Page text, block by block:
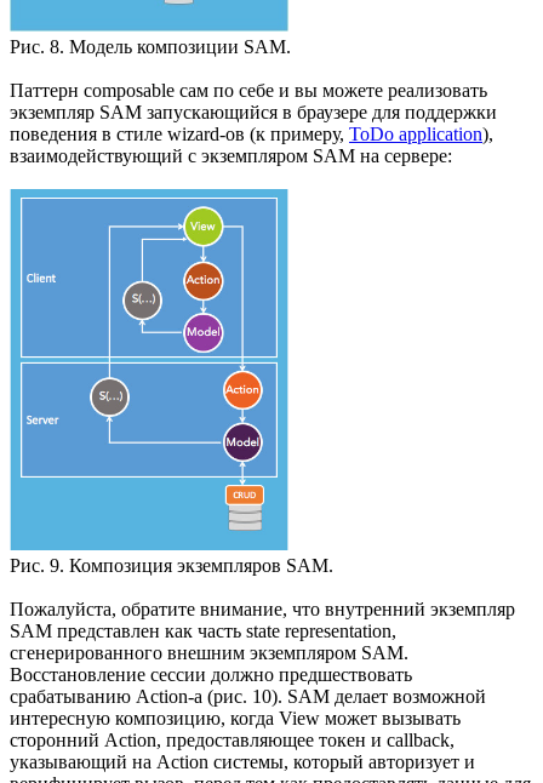
Рис. 8. Модель композиции SAM.
Паттерн composable сам по себе и вы можете реализовать
экземпляр SAM запускающийся в браузере для поддержки
поведения в стиле wizard-ов (к примеру, ToDo application),
взаимодействующий с экземпляром SAM на сервере:
Рис. 9. Композиция экземпляров SAM.
Пожалуйста, обратите внимание, что внутренний экземпляр
SAM представлен как часть state representation,
сгенерированного внешним экземпляром SAM.
Восстановление сессии должно предшествовать
срабатыванию Action-a (рис. 10). SAM делает возможной
интересную композицию, когда View может вызывать
сторонний Action, предоставляющее токен и callback,
указывающий на Action системы, который авторизует и